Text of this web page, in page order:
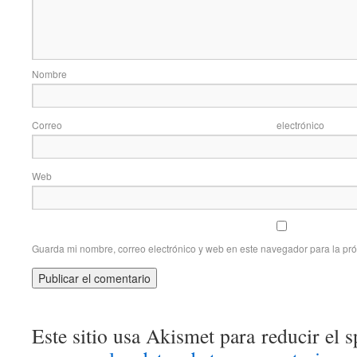
Correo
Web
Guarda mi nombre, correo electrónico y web en este navegador para la
Este sitio usa Akismet para reducir el